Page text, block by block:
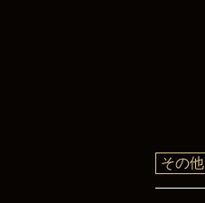
その他